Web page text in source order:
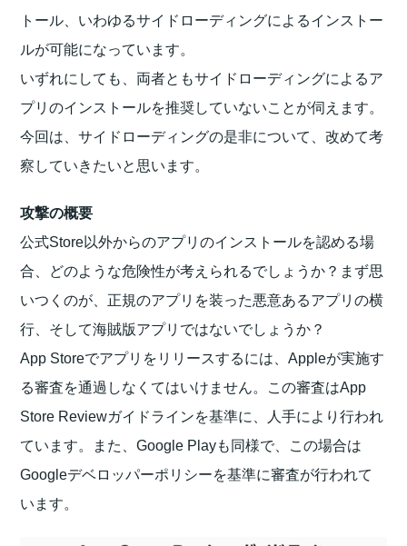
トール、いわゆるサイドローディングによるインストー
ルが可能になっています。
いずれにしても、両者ともサイドローディングによるア
プリのインストールを推奨していないことが伺えます。
今回は、サイドローディングの是非について、改めて考
察していきたいと思います。
攻撃の概要
公式Store以外からのアプリのインストールを認める場
合、どのような危険性が考えられるでしょうか？まず思
いつくのが、正規のアプリを装った悪意あるアプリの横
行、そして海賊版アプリではないでしょうか？
App Storeでアプリをリリースするには、Appleが実施す
る審査を通過しなくてはいけません。この審査はApp
Store Reviewガイドラインを基準に、人手により行われ
ています。また、Google Playも同様で、この場合は
Googleデベロッパーポリシーを基準に審査が行われて
います。